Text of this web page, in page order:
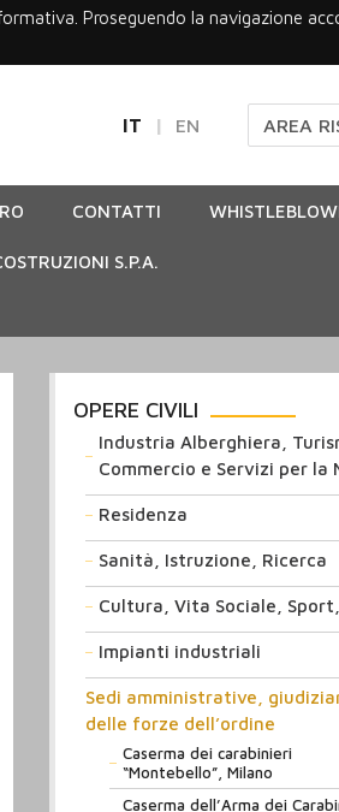
Proseguendo la navigazione
IT EN AREA
CONTATTI
S.P.A.
OPERE CIVILI
Industria Alberghiera,
Commercio e Servizi per la
Residenza
Sanità, Istruzione, Ricerca
Cultura, Vita Sociale,
Impianti industriali
Sedi amministrative,
delle forze dell’ordine
Caserma dei carabinieri
“Montebello”, Milano
Caserma dell’Arma dei